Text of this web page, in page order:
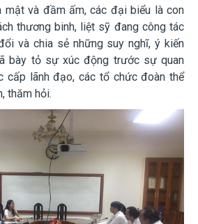
mật và đầm ấm, các đại biểu là con
thương binh, liệt sỹ đang công tác
và chia sẻ những suy nghĩ, ý kiến
bày tỏ sự xúc động trước sự quan
cấp lãnh đạo, các tổ chức đoàn thể
thăm hỏi.